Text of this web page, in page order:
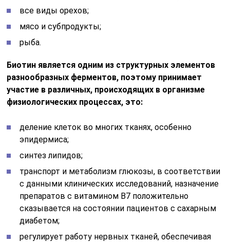
все виды орехов;
мясо и субпродукты;
рыба.
Биотин является одним из структурных элементов
разнообразных ферментов, поэтому принимает
участие в различных, происходящих в организме
физиологических процессах, это:
деление клеток во многих тканях, особенно
эпидермиса;
синтез липидов;
транспорт и метаболизм глюкозы, в соответствии
с данными клинических исследований, назначение
препаратов с витамином В7 положительно
сказывается на состоянии пациентов с сахарным
диабетом;
регулирует работу нервных тканей, обеспечивая